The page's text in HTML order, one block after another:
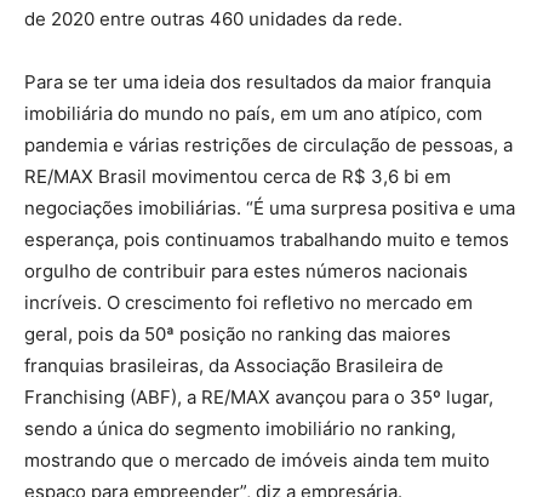
de 2020 entre outras 460 unidades da rede.
Para se ter uma ideia dos resultados da maior franquia
imobiliária do mundo no país, em um ano atípico, com
pandemia e várias restrições de circulação de pessoas, a
RE/MAX Brasil movimentou cerca de R$ 3,6 bi em
negociações imobiliárias. “É uma surpresa positiva e uma
esperança, pois continuamos trabalhando muito e temos
orgulho de contribuir para estes números nacionais
incríveis. O crescimento foi refletivo no mercado em
geral, pois da 50ª posição no ranking das maiores
franquias brasileiras, da Associação Brasileira de
Franchising (ABF), a RE/MAX avançou para o 35º lugar,
sendo a única do segmento imobiliário no ranking,
mostrando que o mercado de imóveis ainda tem muito
espaço para empreender”, diz a empresária.